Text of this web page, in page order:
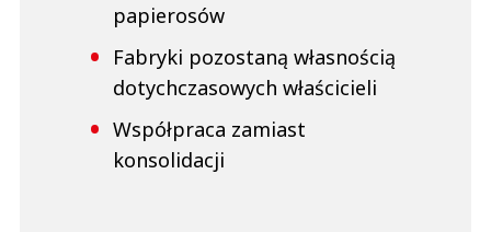
papierosów
Fabryki pozostaną własnością
dotychczasowych właścicieli
Współpraca zamiast
konsolidacji